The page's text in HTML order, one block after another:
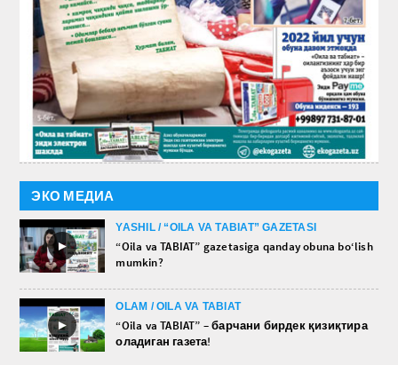
ЭКО МЕДИА
►
YASHIL / “OILA VA TABIAT” GAZETASI
“Oila va TABIAT” gazetasiga qanday obuna bo‘lish
mumkin?
►
OLAM / OILA VA TABIAT
“Oila va TABIAT” – барчани бирдек қизиқтира
оладиган газета!